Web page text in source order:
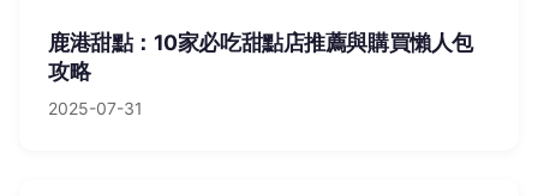
鹿港甜點：10家必吃甜點店推薦與購買懶人包
攻略
2025-07-31